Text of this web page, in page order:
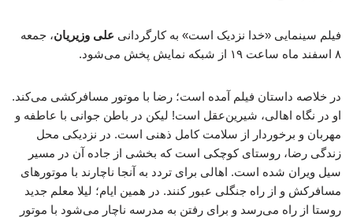
فیلم سینمایی «خدا نزدیک است» به کارگردانی علی وزیریان، جمعه
۸ اسفند ماه ساعت ۱۹ از شبکه نمایش پخش می‌شود.
در خلاصه داستان فیلم آمده است؛ رضا با موتور مسافرکشی می‌کند.
او در نگاه اهالی، شیرین‌عقل است! لیکن در باطن جوانی با عاطفه و
مهربان و برخوردار از سلامت کامل ذهنی است. در نزدیکی محل
زندگی رضا، روستای کوچکی است که بخشی از جاده آن در مسیر
سیل ویران شده است. اهالی برای تردد به آنجا ناچارند با موتورهای
مسافرکش و از راه جنگلی عبور کنند. در همین ایام؛ لیلا معلم جدید
روستا از راه می‌رسد و برای رفتن به مدرسه ناچار می‌شود با موتور